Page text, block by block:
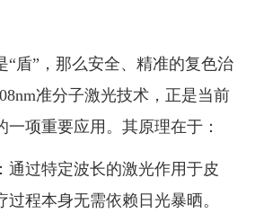
”，那么安全、精准的复色治
准分子激光技术，正是当前
一项重要应用。其原理在于：
通过特定波长的激光作用于皮
过程本身无需依赖日光暴晒。